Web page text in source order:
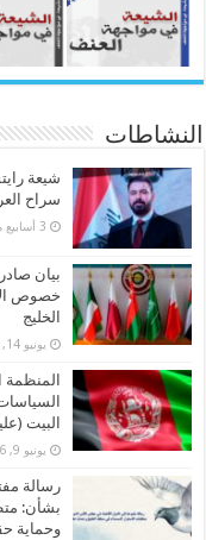
النشاطات
شيعة
سراح
بيان
خصوص
الخليج
يونيو 14, 2026
المنظمة
البيت
يونيو 9, 2026
رسالة
بشأن:
وحماية